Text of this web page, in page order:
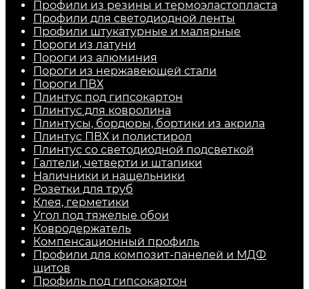
Профили из резины и термоэластопласта
Профили для светодиодной ленты
Профили штукатурные и малярные
Пороги из латуни
Пороги из алюминия
Пороги из нержавеющей стали
Пороги ПВХ
Плинтус под гипсокартон
Плинтус для ковролина
Плинтусы, бордюры, бортики из акрила
Плинтус ПВХ и полистирол
Плинтус со светодиодной подсветкой
Галтели, четверти и штапики
Наличники и нащельники
Розетки для труб
Клея, герметики
Угол под тяжелые обои
Ковродержатель
Компенсационный профиль
Профили для композит-панелей и МДФ
щитов
Профиль под гипсокартон